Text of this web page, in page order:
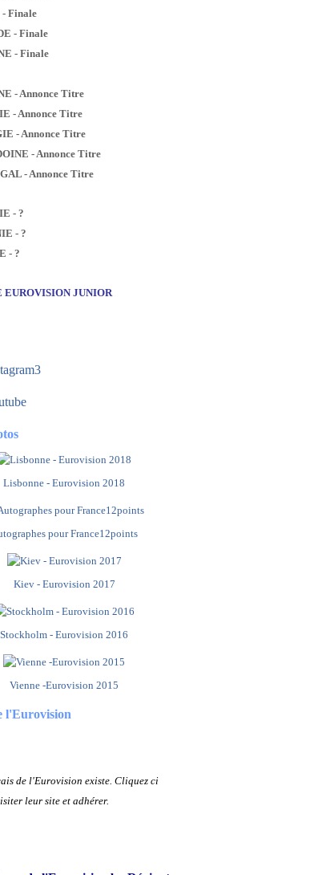
Finale
- Finale
- Finale
- Annonce Titre
- Annonce Titre
- Annonce Titre
- Annonce Titre
- Annonce Titre
- ?
- ?
- ?
EUROVISION JUNIOR
Lisbonne - Eurovision 2018
pour France12points
Kiev - Eurovision 2017
Stockholm - Eurovision 2016
Vienne -Eurovision 2015
l'Eurovision
de l'Eurovision existe. Cliquez ci
leur site et adhérer.